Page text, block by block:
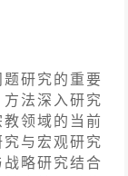
研究的重要
法深入研究
领域的当前
与宏观研究
略研究结合